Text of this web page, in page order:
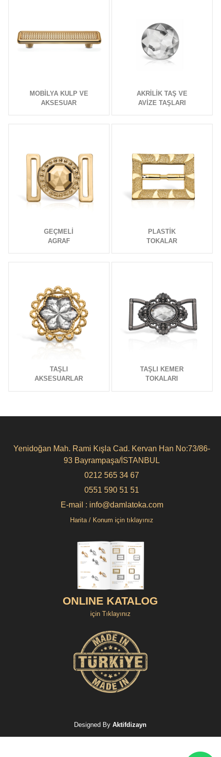
MOBİLYA KULP VE
AKSESUAR
AKRİLİK TAŞ VE
AVİZE TAŞLARI
GEÇMELİ
AGRAF
PLASTİK
TOKALAR
TAŞLI
AKSESUARLAR
TAŞLI KEMER
TOKALARI
Yenidoğan Mah. Rami Kışla Cad. Kervan Han No:73/86-
93 Bayrampaşa/İSTANBUL
0212 565 34 67
0551 590 51 51
E-mail : info@damlatoka.com
Harita / Konum için tıklayınız
ONLINE KATALOG
için Tıklayınız
Designed ByAktifdizayn